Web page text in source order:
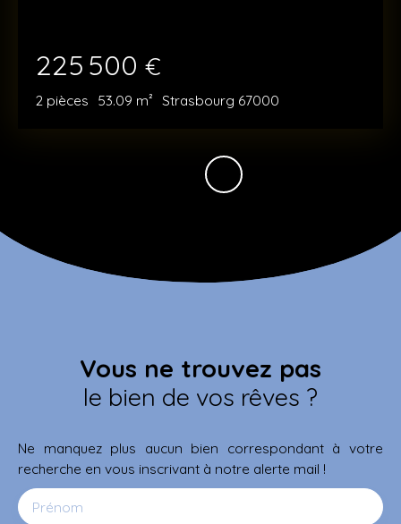
225 500 €
2 pièces 53.09 m² Strasbourg 67000
Vous ne trouvez pas
le bien de vos rêves ?
Ne manquez plus aucun bien correspondant à votre
recherche en vous inscrivant à notre alerte mail !
Prénom